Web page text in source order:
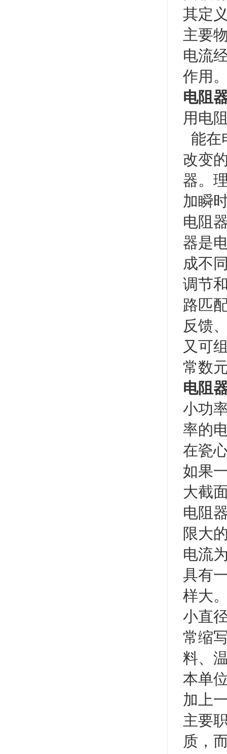
其定
主要
电流
作用
电阻
用电
能在
改变
器。
加瞬
电阻
器是
成不
调节
路匹
反馈
又可
常数
电阻
小功
率的
在瓷
如果
大截
电阻
限大
电流
具有
样大
小直
常缩
料、
本单
加上
主要
质，